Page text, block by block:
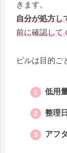
きます。
自分が処方し
前に確認して
ピルは目的ご
低用
整理
アフ